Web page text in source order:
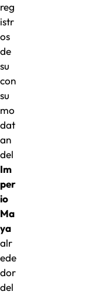
reg
istr
os
de
su
con
su
mo
dat
an
del
Im
per
io
Ma
ya
alr
ede
dor
del